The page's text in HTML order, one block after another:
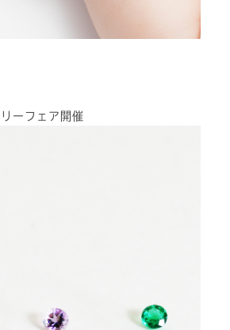
ーフェア開催